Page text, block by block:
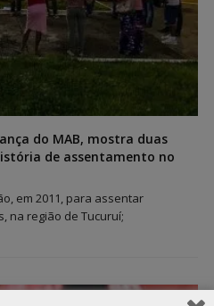
do MAB, mostra duas
de assentamento no
em 2011, para assentar
na região de Tucuruí;